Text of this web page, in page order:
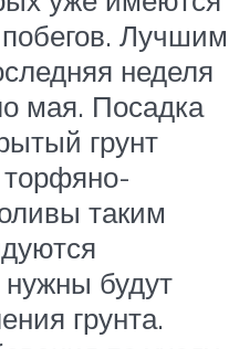
Лучшим
неделя
мая. Посадка
грунт
таким
будут
грунта.